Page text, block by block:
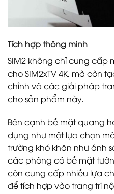
Tích hợp thông minh
SIM2 không chỉ cung cấp
cho SIM2xTV 4K, mà còn
chỉnh và các giải pháp
cho sản phẩm này.
Bên cạnh bề mặt quang
dụng như một lựa chọn
trường khó khăn như ánh
các phòng có bề mặt
còn cung cấp nhiều lựa
để tích hợp vào trang trí